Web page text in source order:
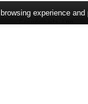
Gesundheits-App
experience